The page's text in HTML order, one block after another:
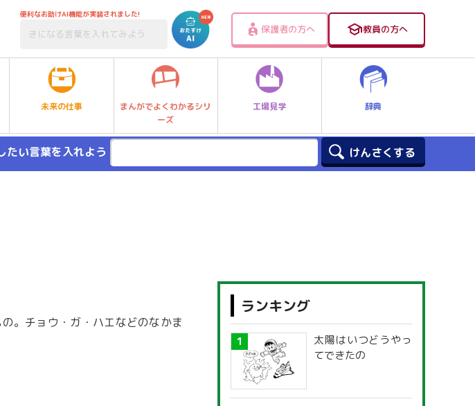
便利なお助けAI機能が実装されました!
保護者の方へ 教員の方へ
未来の仕事
まんがでよくわかるシリ
ーズ
工場見学 辞典
たい言葉を入れよう
。チョウ・ガ・ハエなどのなかま
ランキング
太陽はいつどうやっ
てできたの